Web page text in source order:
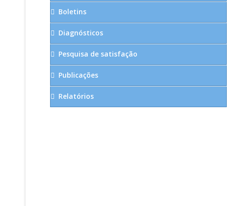
Boletins
Diagnósticos
Pesquisa de satisfação
Publicações
Relatórios